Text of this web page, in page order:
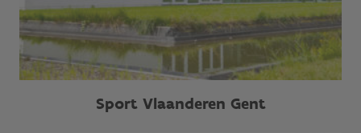
Sport Vlaanderen Gent